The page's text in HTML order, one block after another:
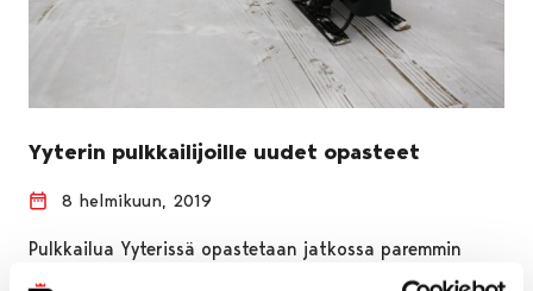
Yyterin pulkkailijoille uudet opasteet
8 helmikuun, 2019
Pulkkailua Yyterissä opastetaan jatkossa paremmin
Keisarinpankille ja uudelle tapahtuma-alueelle.